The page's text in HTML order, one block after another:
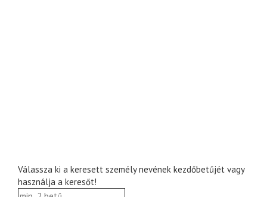
Válassza ki a keresett személy nevének kezdőbetűjét vagy
használja a keresőt!